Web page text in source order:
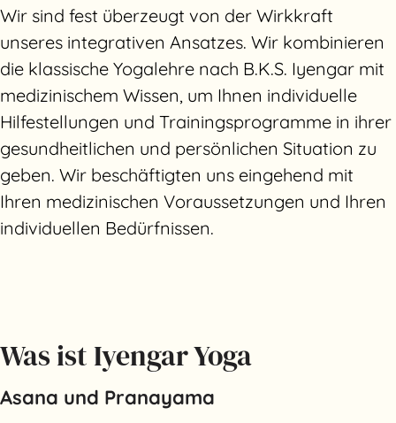
Wir sind fest überzeugt von der Wirkkraft
unseres integrativen Ansatzes. Wir kombinieren
die klassische Yogalehre nach B.K.S. Iyengar mit
medizinischem Wissen, um Ihnen individuelle
Hilfestellungen und Trainingsprogramme in ihrer
gesundheitlichen und persönlichen Situation zu
geben. Wir beschäftigten uns eingehend mit
Ihren medizinischen Voraussetzungen und Ihren
individuellen Bedürfnissen.
Was ist Iyengar Yoga
Asana und Pranayama